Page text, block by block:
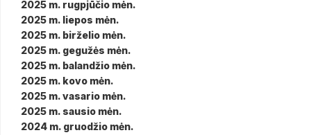
2025 m. rugpjūčio mėn.
2025 m. liepos mėn.
2025 m. birželio mėn.
2025 m. gegužės mėn.
2025 m. balandžio mėn.
2025 m. kovo mėn.
2025 m. vasario mėn.
2025 m. sausio mėn.
2024 m. gruodžio mėn.